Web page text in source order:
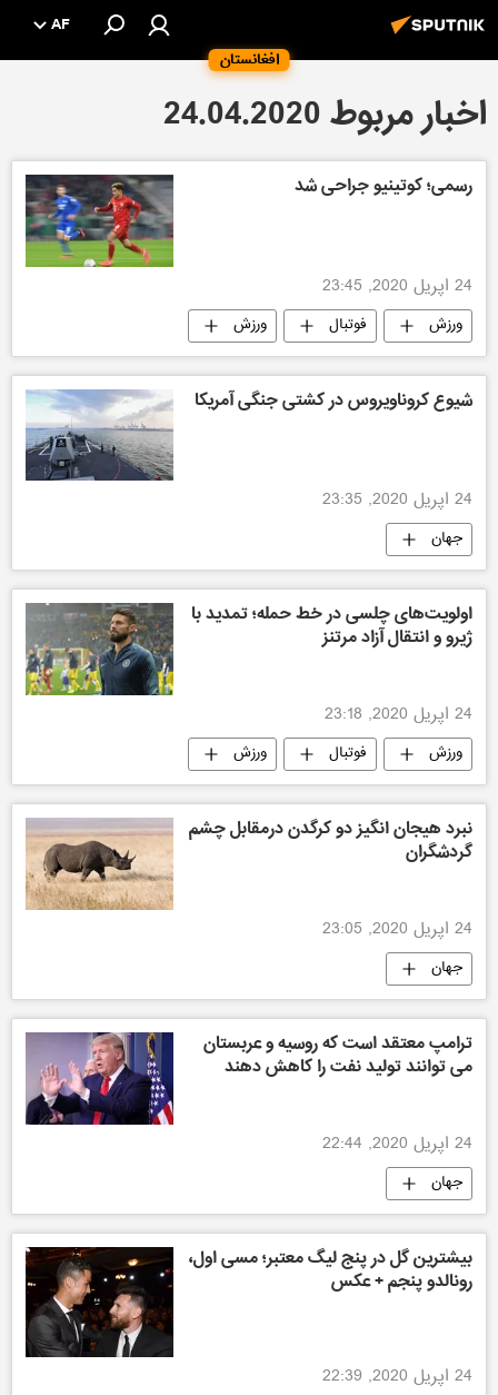
افغانستان
AF
اخبار مربوط 24.04.2020
رسمی؛ کوتینیو جراحی شد
24 اپریل 2020, 23:45
ورزش فوتبال ورزش
شیوع کروناویروس در کشتی جنگی آمریکا
24 اپریل 2020, 23:35
جهان
اولویت‌های چلسی در خط حمله؛ تمدید با
ژیرو و انتقال آزاد مرتنز
24 اپریل 2020, 23:18
ورزش فوتبال ورزش
نبرد هیجان انگیز دو کرگدن درمقابل چشم
گردشگران
24 اپریل 2020, 23:05
جهان
ترامپ معتقد است که روسیه و عربستان
می توانند تولید نفت را کاهش دهند
24 اپریل 2020, 22:44
جهان
بیشترین گل در پنج لیگ معتبر؛ مسی اول،
رونالدو پنجم + عکس
24 اپریل 2020, 22:39